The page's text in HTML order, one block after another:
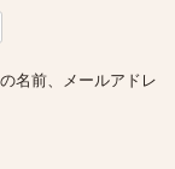
名前、メールアドレ